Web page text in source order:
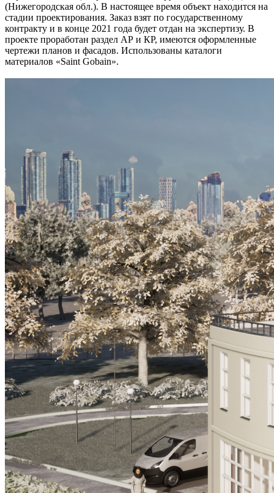
(Нижегородская обл.). В настоящее время объект находится на
стадии проектирования. Заказ взят по государственному
контракту и в конце 2021 года будет отдан на экспертизу. В
проекте проработан раздел АР и КР, имеются оформленные
чертежи планов и фасадов. Использованы каталоги
материалов «Saint Gobain».